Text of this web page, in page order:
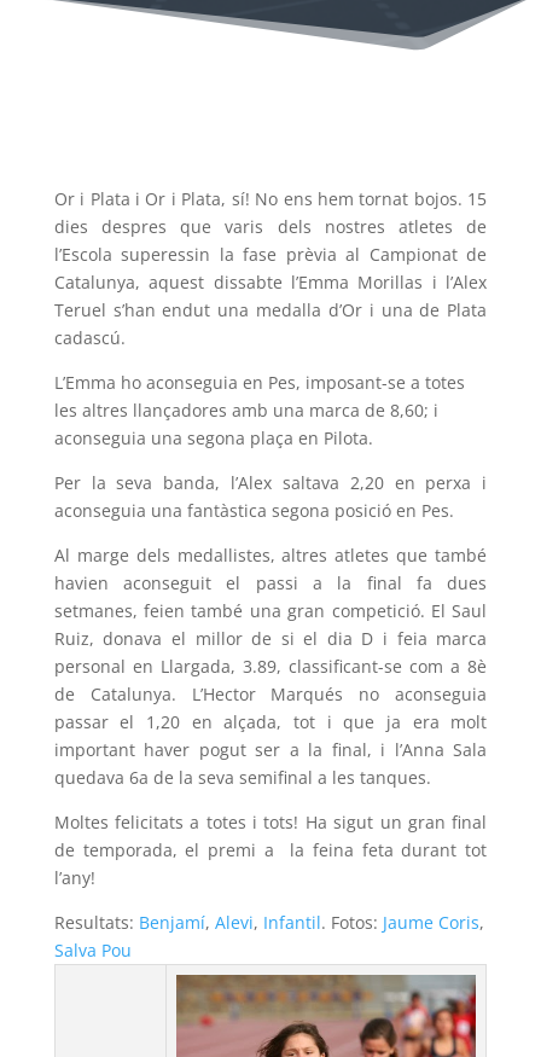
Or i Plata i Or i Plata, sí! No ens hem tornat bojos. 15
dies despres que varis dels nostres atletes de
l’Escola superessin la fase prèvia al Campionat de
Catalunya, aquest dissabte l’Emma Morillas i l’Alex
Teruel s’han endut una medalla d’Or i una de Plata
cadascú.
L’Emma ho aconseguia en Pes, imposant-se a totes
les altres llançadores amb una marca de 8,60; i
aconseguia una segona plaça en Pilota.
Per la seva banda, l’Alex saltava 2,20 en perxa i
aconseguia una fantàstica segona posició en Pes.
Al marge dels medallistes, altres atletes que també
havien aconseguit el passi a la final fa dues
setmanes, feien també una gran competició. El Saul
Ruiz, donava el millor de si el dia D i feia marca
personal en Llargada, 3.89, classificant-se com a 8è
de Catalunya. L’Hector Marqués no aconseguia
passar el 1,20 en alçada, tot i que ja era molt
important haver pogut ser a la final, i l’Anna Sala
quedava 6a de la seva semifinal a les tanques.
Moltes felicitats a totes i tots! Ha sigut un gran final
de temporada, el premi a la feina feta durant tot
l’any!
Resultats: Benjamí, Alevi, Infantil. Fotos: Jaume Coris,
Salva Pou